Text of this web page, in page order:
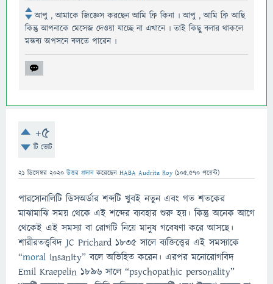
আপু , আমাকে জিজ্ঞেস করছেন আমি ফ্রি কিনা ৷ আপু , আমি ফ্রি আছি
কিন্তু আপনাকে মেসেজ দেওয়া যাচ্ছে না এখানে ৷ তাই কিছু বলার থাকলে
মন্তব্য অপসনে বলতে পারেন ৷
+5
টি ভোট
21 ডিসেম্বর 2020 উত্তর প্রদান করেছেন HABA Audrita Roy (105,570 পয়েন্ট)
পারসোনালিটি ডিসঅর্ডার শব্দটি খুবই নতুন এবং গত শতকের
মাঝামাঝি সময় থেকে এই শব্দের ব্যবহার শুরু হয়। কিন্তু অনেক আগে
থেকেই এই সমস্যা বা রোগটি নিয়ে মানুষ গবেষণা করে আসছে।
শারীরতত্ত্ববিদ JC Prichard ১৮৩৫ সালে ব্যক্তিত্ত্বের এই সমস্যাকে
“moral insanity” বলে অভিহিত করেন। এরপর মনোরোগবিদ
Emil Kraepelin ১৮৯৬ সালে “psychopathic personality”